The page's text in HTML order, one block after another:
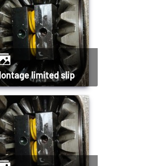
Montage limited slip